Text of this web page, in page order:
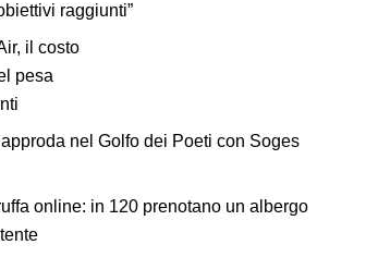
raggiunti”
il costo
pesa
nel Golfo dei Poeti con Soges
online: in 120 prenotano un albergo